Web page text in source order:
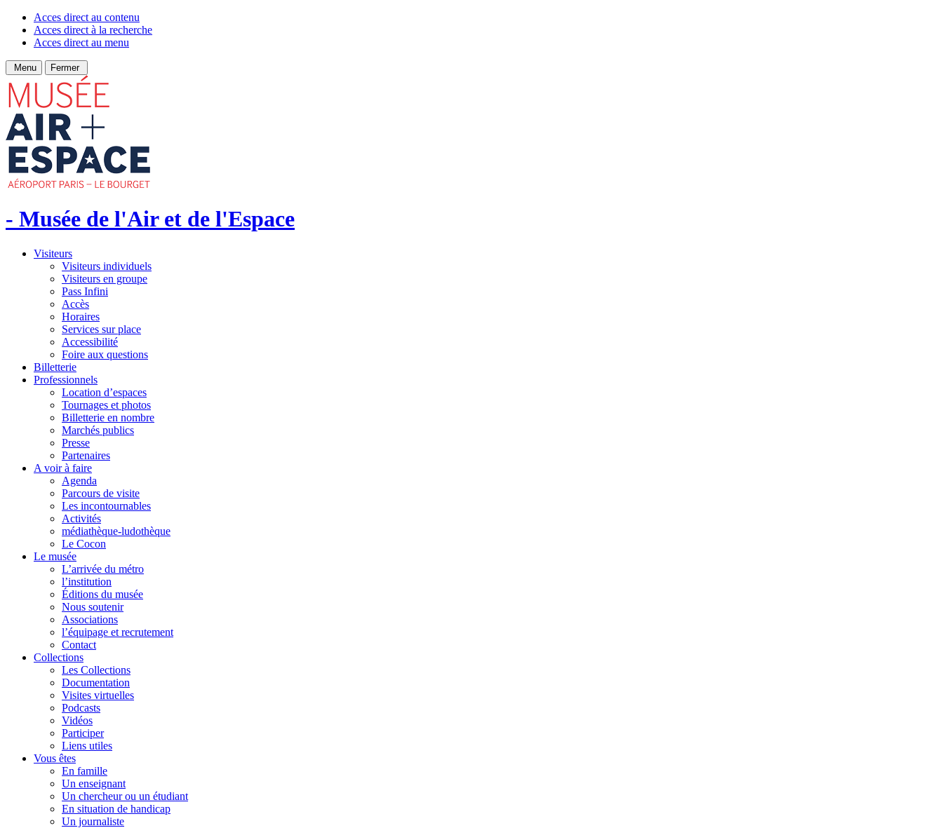
Acces direct au contenu
Acces direct à la recherche
Acces direct au menu
Menu Fermer
- Musée de l'Air et de l'Espace
Visiteurs
Visiteurs individuels
Visiteurs en groupe
Pass Infini
Accès
Horaires
Services sur place
Accessibilité
Foire aux questions
Billetterie
Professionnels
Location d’espaces
Tournages et photos
Billetterie en nombre
Marchés publics
Presse
Partenaires
A voir à faire
Agenda
Parcours de visite
Les incontournables
Activités
médiathèque-ludothèque
Le Cocon
Le musée
L’arrivée du métro
l’institution
Éditions du musée
Nous soutenir
Associations
l’équipage et recrutement
Contact
Collections
Les Collections
Documentation
Visites virtuelles
Podcasts
Vidéos
Participer
Liens utiles
Vous êtes
En famille
Un enseignant
Un chercheur ou un étudiant
En situation de handicap
Un journaliste